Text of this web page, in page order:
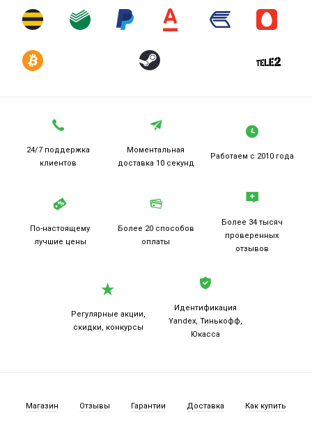
24/7 поддержка
клиентов
Моментальная
доставка 10 секунд
Работаем с 2010 года
По-настоящему
лучшие цены
Более 20 способов
оплаты
Более 34 тысяч
проверенных
отзывов
Регулярные акции,
скидки, конкурсы
Идентификация
Yandex, Тинькофф,
Юкасса
Магазин Отзывы Гарантии Доставка Как купить